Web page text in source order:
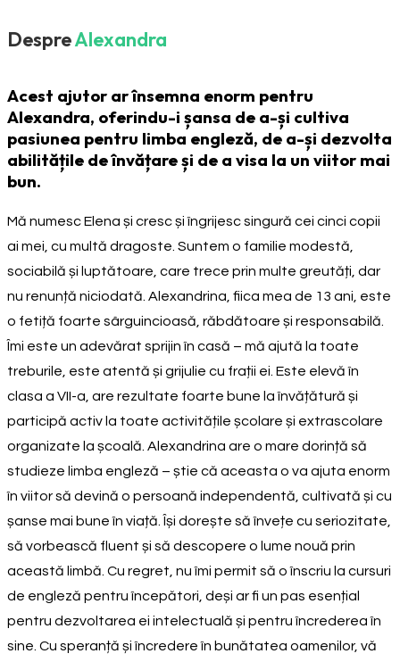
DespreAlexandra
Acest ajutor ar însemna enorm pentru
Alexandra, oferindu-i șansa de a-și cultiva
pasiunea pentru limba engleză, de a-și dezvolta
abilitățile de învățare și de a visa la un viitor mai
bun.
Mă numesc Elena și cresc și îngrijesc singură cei cinci copii
ai mei, cu multă dragoste. Suntem o familie modestă,
sociabilă și luptătoare, care trece prin multe greutăți, dar
nu renunță niciodată. Alexandrina, fiica mea de 13 ani, este
o fetiță foarte sârguincioasă, răbdătoare și responsabilă.
Îmi este un adevărat sprijin în casă – mă ajută la toate
treburile, este atentă și grijulie cu frații ei. Este elevă în
clasa a VII-a, are rezultate foarte bune la învățătură și
participă activ la toate activitățile școlare și extrascolare
organizate la școală. Alexandrina are o mare dorință să
studieze limba engleză – știe că aceasta o va ajuta enorm
în viitor să devină o persoană independentă, cultivată și cu
șanse mai bune în viață. Își dorește să învețe cu seriozitate,
să vorbească fluent și să descopere o lume nouă prin
această limbă. Cu regret, nu îmi permit să o înscriu la cursuri
de engleză pentru începători, deși ar fi un pas esențial
pentru dezvoltarea ei intelectuală și pentru încrederea în
sine. Cu speranță și încredere în bunătatea oamenilor, vă